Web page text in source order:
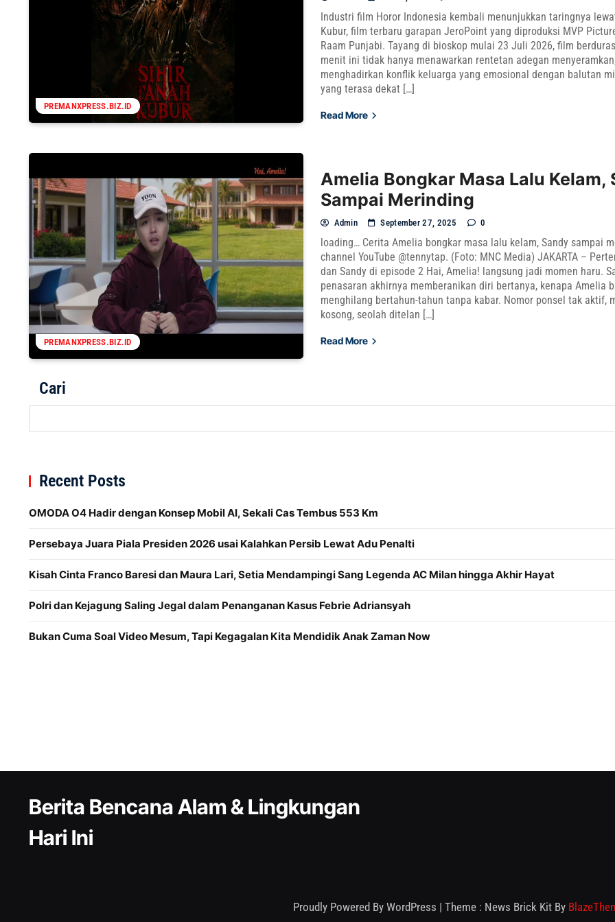
PREMANXPRESS.BIZ.ID
Industri film Horor Indonesia kembali menunjukkan taringnya
Kubur, film terbaru garapan JeroPoint yang diproduksi MVP
Raam Punjabi. Tayang di bioskop mulai 23 Juli 2026, film
menit ini tidak hanya menawarkan rentetan adegan
menghadirkan konflik keluarga yang emosional dengan balutan
yang terasa dekat […]
Read More
PREMANXPRESS.BIZ.ID
Amelia Bongkar Masa Lalu Kelam,
Sampai Merinding
Admin September 27, 2025 0
loading… Cerita Amelia bongkar masa lalu kelam, Sandy sampai
channel YouTube @tennytap. (Foto: MNC Media) JAKARTA –
dan Sandy di episode 2 Hai, Amelia! langsung jadi momen haru.
penasaran akhirnya memberanikan diri bertanya, kenapa Amelia
menghilang bertahun-tahun tanpa kabar. Nomor ponsel tak aktif,
kosong, seolah ditelan […]
Read More
Cari
Recent Posts
OMODA O4 Hadir dengan Konsep Mobil AI, Sekali Cas Tembus 553 Km
Persebaya Juara Piala Presiden 2026 usai Kalahkan Persib Lewat Adu Penalti
Kisah Cinta Franco Baresi dan Maura Lari, Setia Mendampingi Sang Legenda AC Milan hingga Akhir Hayat
Polri dan Kejagung Saling Jegal dalam Penanganan Kasus Febrie Adriansyah
Bukan Cuma Soal Video Mesum, Tapi Kegagalan Kita Mendidik Anak Zaman Now
Berita Bencana Alam & Lingkungan
Hari Ini
Proudly Powered By WordPress | Theme : News Brick Kit By